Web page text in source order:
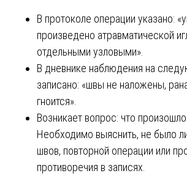
В протоколе операции указано:
произведено атравматической
отдельными узловыми».
В дневнике наблюдения на
записано: «швы не наложены,
гноится».
Возникает вопрос: что
Необходимо выяснить, не было
швов, повторной операции или
противоречия в записях.